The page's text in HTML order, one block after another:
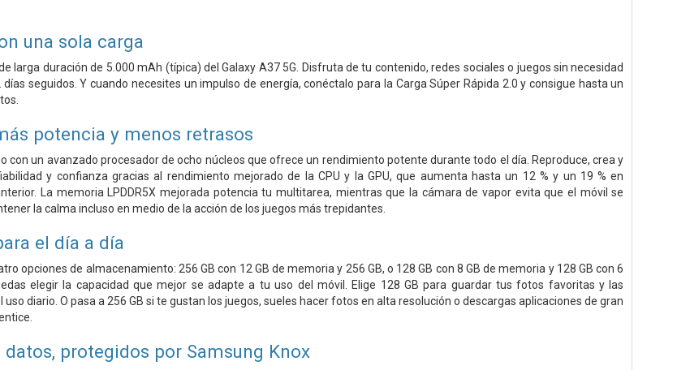
una sola carga
larga duración de 5.000 mAh (típica) del Galaxy A37 5G. Disfruta de tu contenido, redes sociales o juegos sin necesidad
seguidos. Y cuando necesites un impulso de energía, conéctalo para la Carga Súper Rápida 2.0 y consigue hasta un
potencia y menos retrasos
con un avanzado procesador de ocho núcleos que ofrece un rendimiento potente durante todo el día. Reproduce, crea y
y confianza gracias al rendimiento mejorado de la CPU y la GPU, que aumenta hasta un 12 % y un 19 % en
La memoria LPDDR5X mejorada potencia tu multitarea, mientras que la cámara de vapor evita que el móvil se
la calma incluso en medio de la acción de los juegos más trepidantes.
el día a día
opciones de almacenamiento: 256 GB con 12 GB de memoria y 256 GB, o 128 GB con 8 GB de memoria y 128 GB con 6
elegir la capacidad que mejor se adapte a tu uso del móvil. Elige 128 GB para guardar tus fotos favoritas y las
diario. O pasa a 256 GB si te gustan los juegos, sueles hacer fotos en alta resolución o descargas aplicaciones de gran
protegidos por Samsung Knox